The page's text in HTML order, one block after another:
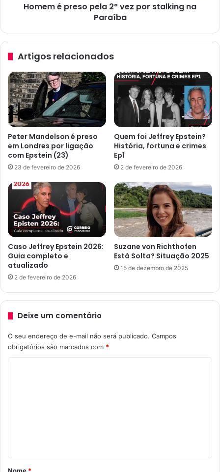
ParaíbaHomem é preso pela 2ª vez por stalking na
Paraíba
Artigos relacionados
Peter Mandelson é preso
em Londres por ligação
com Epstein (23)
23 de fevereiro de 2026
Quem foi Jeffrey Epstein?
História, fortuna e crimes
Ep1
2 de fevereiro de 2026
Caso Jeffrey Epstein 2026:
Guia completo e
atualizado
2 de fevereiro de 2026
Suzane von Richthofen
Está Solta? Situação 2025
15 de dezembro de 2025
Deixe um comentário
O seu endereço de e-mail não será publicado. Campos
obrigatórios são marcados com *
r